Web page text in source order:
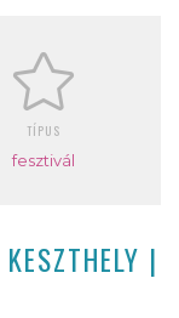
TÍPUS
fesztivál
|